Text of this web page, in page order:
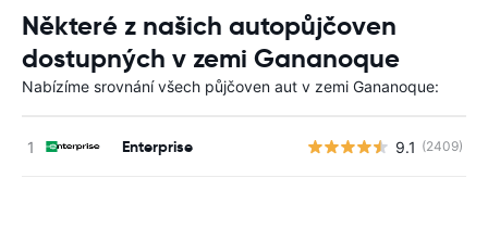
Některé z našich autopůjčoven
dostupných v zemi Gananoque
Nabízíme srovnání všech půjčoven aut v zemi Gananoque:
Enterprise 9.1 (2409)